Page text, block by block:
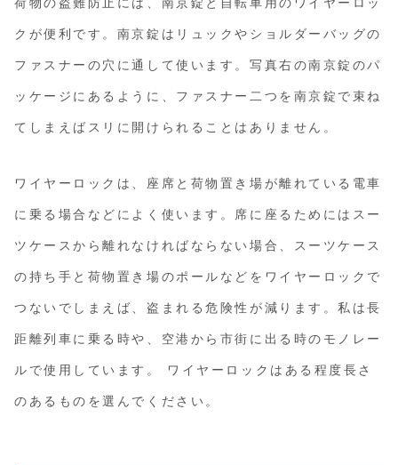
クが便利です。南京錠はリュックやショルダーバッグの
ファスナーの穴に通して使います。写真右の南京錠のパ
ッケージにあるように、ファスナー二つを南京錠で束ね
てしまえばスリに開けられることはありません。
ワイヤーロックは、座席と荷物置き場が離れている電車
に乗る場合などによく使います。席に座るためにはスー
ツケースから離れなければならない場合、スーツケース
の持ち手と荷物置き場のポールなどをワイヤーロックで
つないでしまえば、盗まれる危険性が減ります。私は長
距離列車に乗る時や、空港から市街に出る時のモノレー
ルで使用しています。 ワイヤーロックはある程度長さ
のあるものを選んでください。